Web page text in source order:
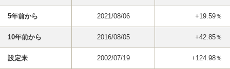
5年前から 2021/08/06 +19.59％
10年前から 2016/08/05 +42.85％
設定来 2002/07/19 +124.98％